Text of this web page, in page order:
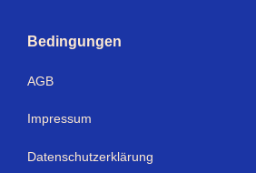
Bedingungen
AGB
Impressum
Datenschutzerklärung